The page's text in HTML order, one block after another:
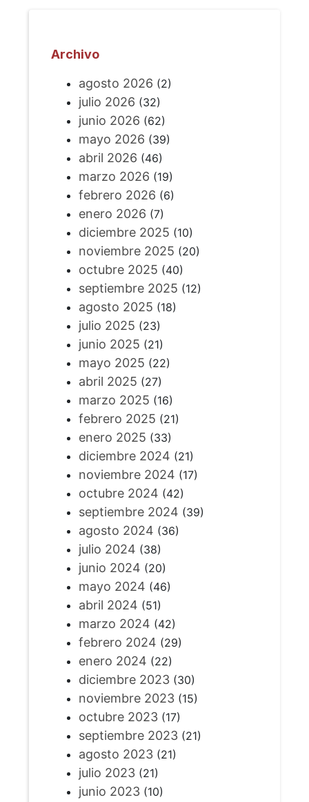
Archivo
agosto 2026 (2)
julio 2026 (32)
junio 2026 (62)
mayo 2026 (39)
abril 2026 (46)
marzo 2026 (19)
febrero 2026 (6)
enero 2026 (7)
diciembre 2025 (10)
noviembre 2025 (20)
octubre 2025 (40)
septiembre 2025 (12)
agosto 2025 (18)
julio 2025 (23)
junio 2025 (21)
mayo 2025 (22)
abril 2025 (27)
marzo 2025 (16)
febrero 2025 (21)
enero 2025 (33)
diciembre 2024 (21)
noviembre 2024 (17)
octubre 2024 (42)
septiembre 2024 (39)
agosto 2024 (36)
julio 2024 (38)
junio 2024 (20)
mayo 2024 (46)
abril 2024 (51)
marzo 2024 (42)
febrero 2024 (29)
enero 2024 (22)
diciembre 2023(30)
noviembre 2023(15)
octubre 2023(17)
septiembre 2023(21)
agosto 2023(21)
julio 2023(21)
junio 2023(10)